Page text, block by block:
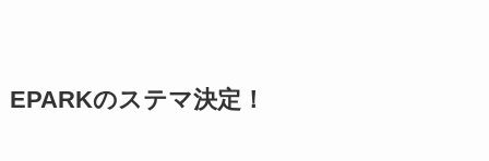
EPARKのステマ決定！